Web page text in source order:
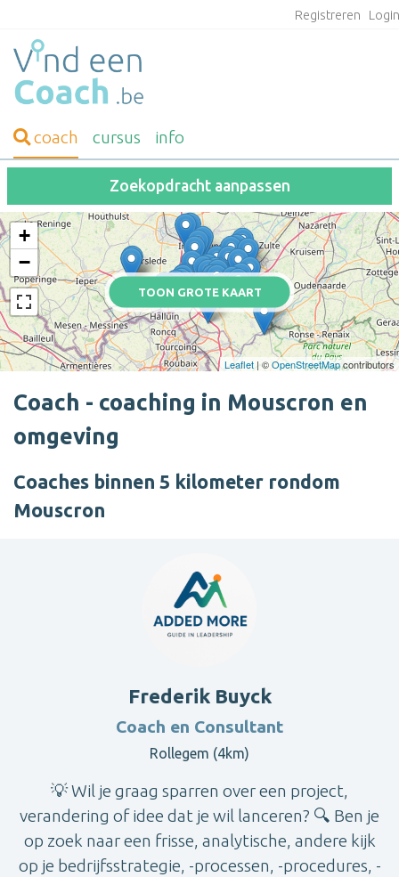
Registreren
coach cursus info
Zoekopdracht aanpassen
TOON GROTE KAART
+
−
Leaflet | ©OpenStreetMapcontributors
Coach - coaching in Mouscron en
omgeving
Coaches binnen 5 kilometer rondom
Mouscron
Frederik Buyck
Coach en Consultant
Rollegem (4km)
💡 Wil je graag sparren over een project,
verandering of idee dat je wil lanceren? 🔍 Ben je
op zoek naar een frisse, analytische, andere kijk
op je bedrijfsstrategie, -processen, -procedures, -